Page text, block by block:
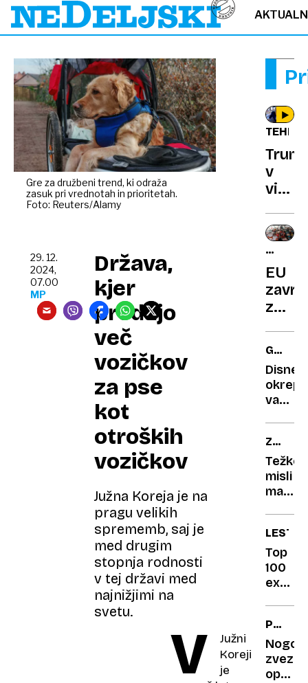
Gre za družbeni trend, ki odraža
zasuk pri vrednotah in prioritetah.
Foto: Reuters/Alamy
Država,
kjer
prodajo
več
vozičkov
za pse
kot
otroških
vozičkov
Južna Koreja je na
pragu velikih
sprememb, saj je
med drugim
stopnja rodnosti
v tej državi med
najnižjimi na
svetu.
29. 12.
2024,
07.00
MP
V
Južni
Koreji
je
v
EU
za
GAL
GADOT
Disney
okrepil
potem
ko je
prejela
Težke
misli
mame
hčerin
prvi
šolski
Top
100
ex
Ljubav
na
prvi
krevet
PO
opral